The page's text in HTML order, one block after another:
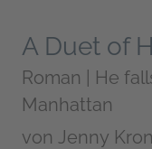
A Duet of
Roman | He
Manhattan
von Jenny